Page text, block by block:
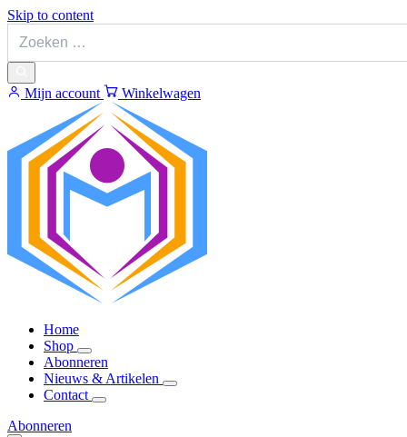
Skip to content
Mijn account Winkelwagen
Home
Shop
Abonneren
Nieuws & Artikelen
Contact
Abonneren